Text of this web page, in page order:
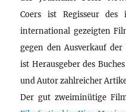
Coers ist Regisseur
international gezeigten
gegen den Ausverkauf
ist Herausgeber des
und Autor zahlreicher
Der gut zweiminütige